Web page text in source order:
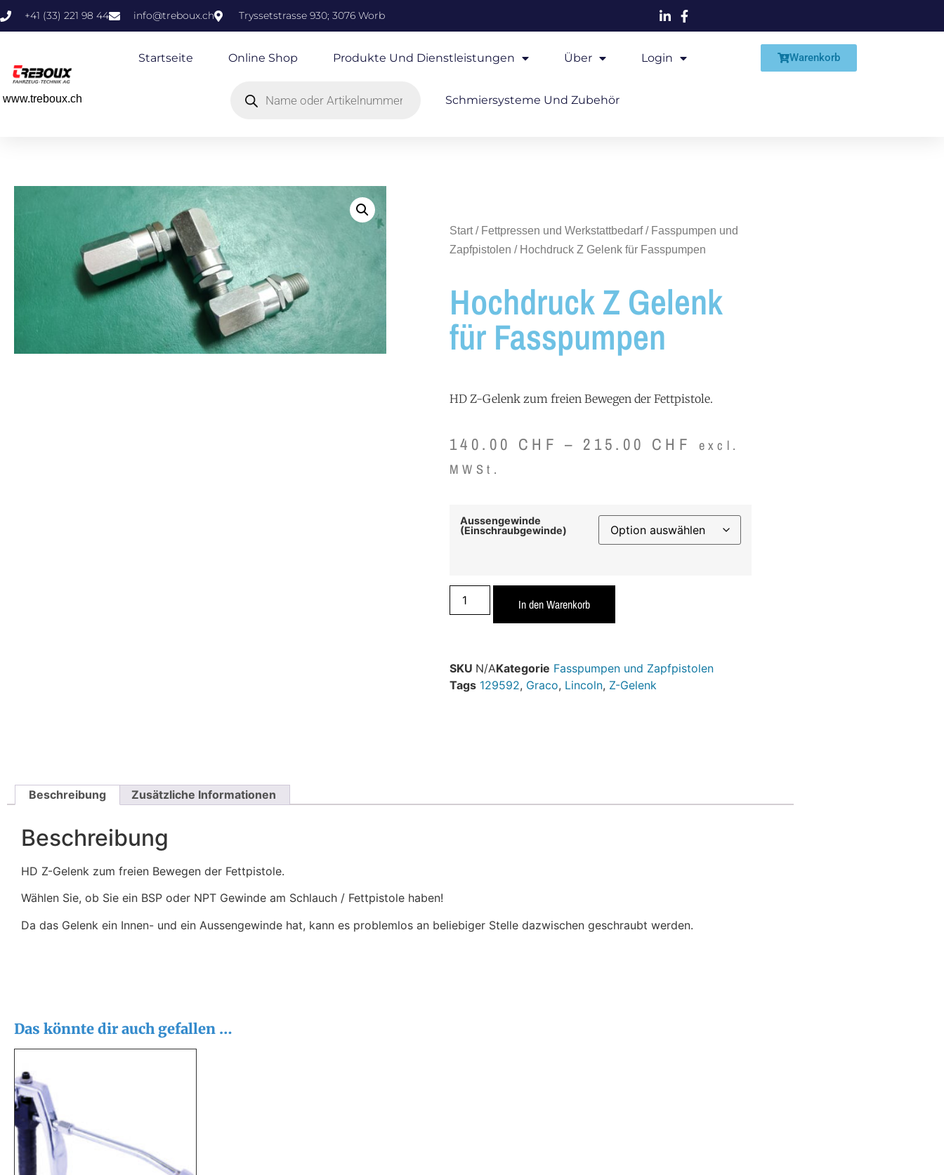
+41 (33) 221 98 44 info@treboux.ch Tryssetstrasse 930; 3076 Worb
www.treboux.ch
Startseite Online Shop Produkte Und Dienstleistungen Über Login
Schmiersysteme Und Zubehör
Shop
Warenkorb
Start/ Fettpressen und Werkstattbedarf/ Fasspumpen und
Zapfpistolen / Hochdruck Z Gelenk für Fasspumpen
Hochdruck Z Gelenk
für Fasspumpen
HD Z-Gelenk zum freien Bewegen der Fettpistole.
140.00 CHF – 215.00 CHF
excl.
MWSt.
Aussengewinde
(Einschraubgewinde)
In den Warenkorb
SKU N/AKategorie Fasspumpen und Zapfpistolen
Tags 129592, Graco, Lincoln, Z-Gelenk
Beschreibung Zusätzliche Informationen
Beschreibung
HD Z-Gelenk zum freien Bewegen der Fettpistole.
Wählen Sie, ob Sie ein BSP oder NPT Gewinde am Schlauch / Fettpistole haben!
Da das Gelenk ein Innen- und ein Aussengewinde hat, kann es problemlos an beliebiger Stelle dazwischen geschraubt werden.
Das könnte dir auch gefallen …